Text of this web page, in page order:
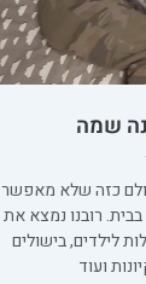
שמה
כזה שלא מאפשר
בבית. רובנו נמצא את
לילדים, בישולים
ועוד